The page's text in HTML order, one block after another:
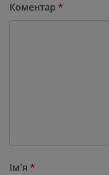
Коментар *
Ім'я *